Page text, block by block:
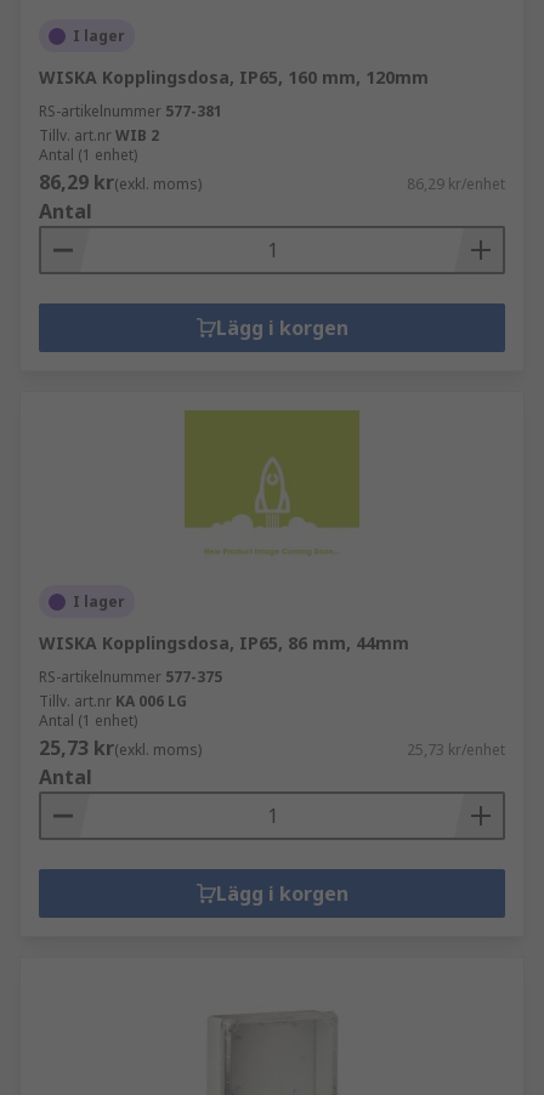
I lager
WISKA Kopplingsdosa, IP65, 160 mm, 120mm
RS-artikelnummer 577-381
Tillv. art.nrWIB 2
Antal (1 enhet)
86,29 kr(exkl. moms) 86,29 kr/enhet
Antal
Lägg i korgen
I lager
WISKA Kopplingsdosa, IP65, 86 mm, 44mm
RS-artikelnummer 577-375
Tillv. art.nr KA 006 LG
Antal (1 enhet)
25,73 kr(exkl. moms) 25,73 kr/enhet
Antal
Lägg i korgen